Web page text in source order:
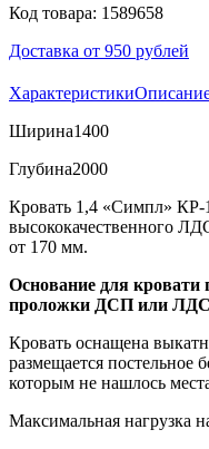
Код товара: 1589658
Доставка от 950 рублей
Характеристики
Ширина1400
Глубина2000
Кровать 1,4 «Симпл» КР-
высококачественного
от 170 мм.
Основание для кровати
проложки ДСП или
Кровать оснащена
размещается постельное
которым не нашлось
Максимальная нагрузка